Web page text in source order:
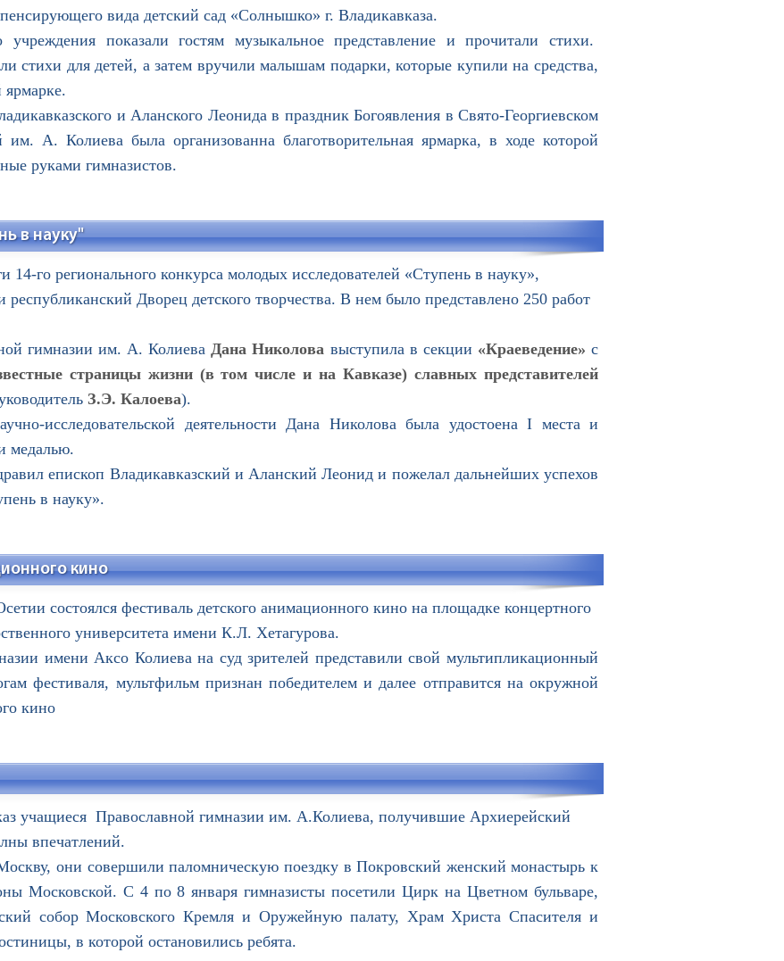
вида детский сад «Солнышко» г. Владикавказа.
показали гостям музыкальное представление и прочитали стихи.
стихи для детей, а затем вручили малышам подарки, которые купили на средства,
ярмарке.
и Аланского Леонида в праздник Богоявления в Свято-Георгиевском
им. А. Колиева была организованна благотворительная ярмарка, в ходе которой
руками гимназистов.
в науку"
14-го регионального конкурса молодых исследователей «Ступень в науку»,
Дворец детского творчества. В нем было представлено 250 работ
гимназии им. А. КолиеваДана Николова выступила в секции «Краеведение»с
страницы жизни (в том числе и на Кавказе) славных представителей
З.Э. Калоева).
исследовательской деятельности Дана Николова была удостоена I места и
медалью.
епископ Владикавказский и Аланский Леонид и пожелал дальнейших успехов
в науку».
кино
состоялся фестиваль детского анимационного кино на площадке концертного
университета имени К.Л. Хетагурова.
имени Аксо Колиева на суд зрителей представили свой мультипликационный
фестиваля, мультфильм признан победителем и далее отправится на окружной
кино
учащиеся Православной гимназии им. А.Колиева, получившие Архиерейский
впечатлений.
они совершили паломническую поездку в Покровский женский монастырь к
Московской. С 4 по 8 января гимназисты посетили Цирк на Цветном бульваре,
собор Московского Кремля и Оружейную палату, Храм Христа Спасителя и
в которой остановились ребята.